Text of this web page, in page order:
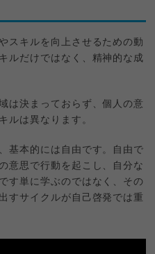
スキルを向上させるための動
ルだけではなく、精神的な成
は決まっておらず、個人の意
ルは異なります。
基本的には自由です。自由で
意思で行動を起こし、自分な
す単に学ぶのではなく、その
すサイクルが自己啓発では重